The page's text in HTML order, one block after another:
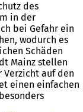
des
in der
bei Gefahr ein
wodurch es
Schäden
Mainz stellen
Verzicht auf den
einen einfachen